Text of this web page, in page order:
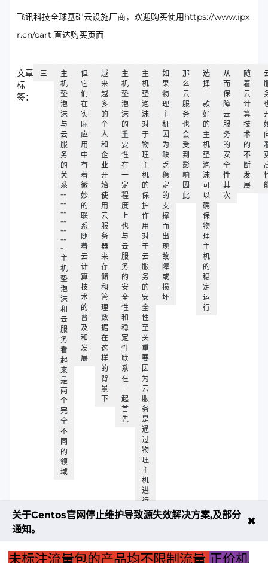
飞讯科技全球基础云设施厂商，欢迎购买使用https://www.ipx
r.cn/cart 直达购买页面
文章
标
签：
三
主
机
垫
泡
沫
与
云
服
务
的
关
系
--
--
--
--
--
--
-
主
机
垫
泡
沫
和
云
服
务
看
起
来
是
两
个
完
全
不
同
的
领
域
但
它
们
在
实
际
应
用
中
有
着
微
妙
的
联
系
随
着
云
计
算
技
术
的
普
及
和
发
展
越
来
越
多
的
个
人
和
企
业
开
始
使
用
云
服
务
器
来
存
储
和
管
理
数
据
在
这
样
的
背
景
下
主
机
垫
泡
沫
的
重
要
性
在
一
定
程
度
上
也
与
云
服
务
的
安
全
性
和
稳
定
性
联
系
在
一
起
首
先
主
机
垫
泡
沫
对
于
物
理
主
机
的
保
护
作
用
对
于
云
服
务
的
安
全
性
至
关
重
要
因
为
云
服
务
是
通
过
物
理
主
机
进
行
数
据
和
如
果
物
理
主
机
因
为
缺
乏
稳
定
的
支
撑
而
出
现
故
障
或
损
坏
那
么
云
服
务
也
会
受
到
影
响
因
此
选
择
一
款
好
的
主
机
垫
泡
沫
可
以
确
保
物
理
主
机
的
稳
定
运
行
从
而
保
障
云
服
务
的
安
全
性
其
次
随
着
云
计
算
技
术
的
不
断
发
展
关于Centos官网停止维护导致源失效解决方案,及部分
通知。
✖
未标注流量包的产品均不限制流量 正价机